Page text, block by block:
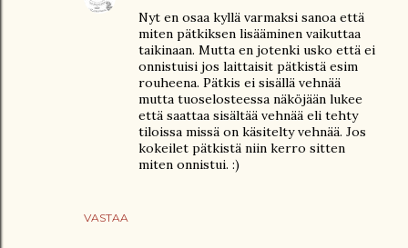
VASTAA
Nyt en osaa kyllä varmaksi sanoa että
miten pätkiksen lisääminen vaikuttaa
taikinaan. Mutta en jotenki usko että ei
onnistuisi jos laittaisit pätkistä esim
rouheena. Pätkis ei sisällä vehnää
mutta tuoselosteessa näköjään lukee
että saattaa sisältää vehnää eli tehty
tiloissa missä on käsitelty vehnää. Jos
kokeilet pätkistä niin kerro sitten
miten onnistui. :)